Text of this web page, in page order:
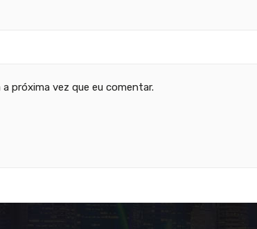
próxima vez que eu comentar.